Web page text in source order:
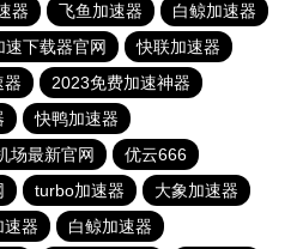
器 飞鱼加速器
白鲸加速器
速下载器官网
快联加速器
器
2023免费加速神器
快鸭加速器
场最新官网
优云666
turbo加速器
大象加速器
速器
白鲸加速器